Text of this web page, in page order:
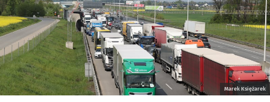
Marek Księżarek